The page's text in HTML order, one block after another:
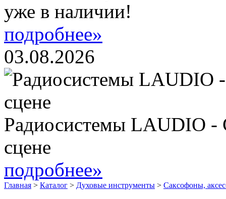
уже в наличии!
подробнее»
03.08.2026
Радиосистемы LAUDIO -
сцене
подробнее»
Главная > Каталог > Духовые инструменты > Саксофоны,